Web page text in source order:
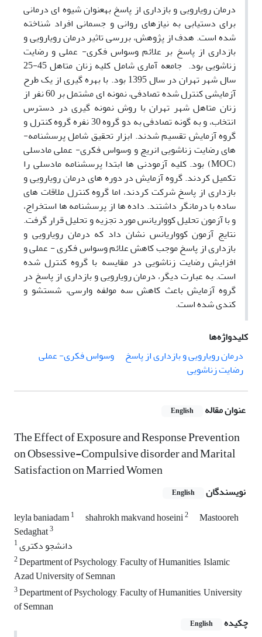
درمان رویارویی و بازداری از پاسخ به­عنوان شیوه ­ای درمانی
برای دستیابی به نیازهای روانی و جسمانی افراد شناخته
شده است. هدف از پژوهش، بررسی تاثیر درمان رویارویی و
بازداری از پاسخ بر علائم وسواس فکری- عملی و رضایت
زناشویی بود. جامعه آماری شامل کلیه زنان متاهل 45-25
سال شهر تهران در سال 1395 بود. با بهره­ گیری از یک طرح
آزمایشی کنترل شده تصادفی، نمونه ­ای مشتمل بر 60 نفر از
زنان متاهل شهر تهران با روش نمونه­ گیری در دسترس
انتخاب، و به گونه تصادفی به دو گروه 30 نفره گروه کنترل و
گروه آزمایش تقسیم شدند. ابزار تحقیق شامل پرسشنامه­
های رضایت زناشویی انریچ و وسواس فکری- عملی مادسلی
(MOC) بود. کلیه آزمودنی ها ابتدا پرسشنامه مادسلی را
تکمیل کردند. گروه آزمایش در دوره­ های درمان رویارویی و
بازداری از پاسخ شرکت کردند، اما گروه کنترل ملاقات­ های
ساده با درمانگر داشتند. داده­ ها از پرسشنامه­ ها استخراج،
و با آزمون تحلیل کوواریانس مورد تجزیه و تحلیل قرار گرفت.
نتایج آزمون کوواریانس نشان داد که درمان رویارویی و
بازداری از پاسخ موجب کاهش علائم وسواس فکری - عملی و
افزایش رضایت زناشویی در مقایسه با گروه کنترل شده
است. به عبارت دیگر، درمان رویارویی و بازداری از پاسخ در
گروه آزمایش باعث کاهش سه مولفه وارسی، شستشو و
کندی شده است.
کلیدواژه‌ها
درمان رویارویی و بازداری از پاسخ
وسواس فکری- عملی
رضایت زناشویی
عنوان مقاله English
The Effect of Exposure and Response Prevention
on Obsessive-Compulsive disorder and Marital
Satisfaction on Married Women
نویسندگان English
leyla baniadam1 shahrokh makvand hoseini2
Mastooreh
Sedaghat3
1دانشجو دکتری
2Department of Psychology, Faculty of Humanities, Islamic
Azad University of Semnan
3Department of Psychology, Faculty of Humanities, University
of Semnan
چکیده
English